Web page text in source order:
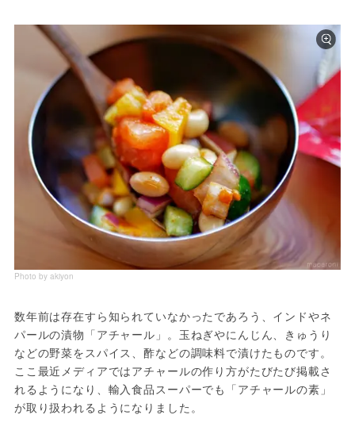
Photo by akiyon
数年前は存在すら知られていなかったであろう、インドやネ
パールの漬物「アチャール」。玉ねぎやにんじん、きゅうり
などの野菜をスパイス、酢などの調味料で漬けたものです。
ここ最近メディアではアチャールの作り方がたびたび掲載さ
れるようになり、輸入食品スーパーでも「アチャールの素」
が取り扱われるようになりました。